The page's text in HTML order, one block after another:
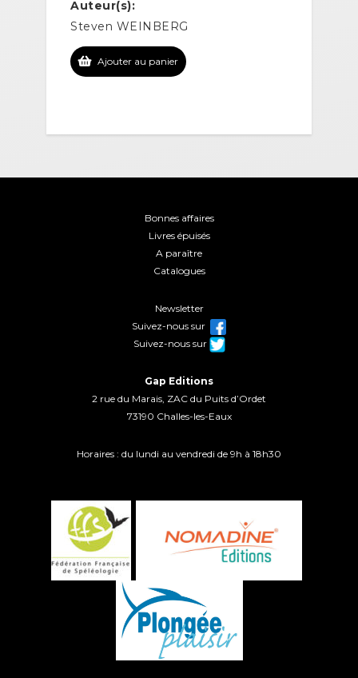
Auteur(s):
Steven WEINBERG
Ajouter au panier
Bonnes affaires
Livres épuisés
A paraître
Catalogues
Newsletter
Suivez-nous sur
Suivez-nous sur
Gap Editions
2 rue du Marais, ZAC du Puits d’Ordet
73190 Challes-les-Eaux
Horaires : du lundi au vendredi de 9h à 18h30